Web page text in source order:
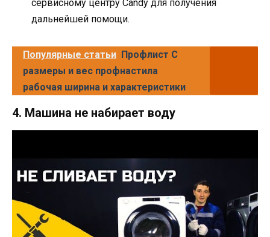
сервисному центру Candy для получения
дальнейшей помощи.
Популярные статьи Профлист С
размеры и вес профнастила
рабочая ширина и характеристики
4. Машина не набирает воду